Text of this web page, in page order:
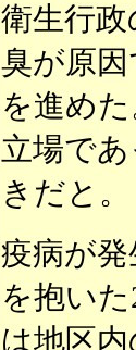
衛生行
臭が原
を進め
立場で
きだと。
疫病が
を抱い
は地区